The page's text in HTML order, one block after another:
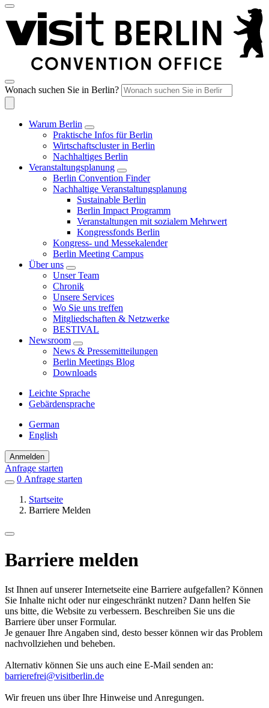
Wonach suchen Sie in Berlin?
Warum Berlin
Praktische Infos für Berlin
Wirtschaftscluster in Berlin
Nachhaltiges Berlin
Veranstaltungsplanung
Berlin Convention Finder
Nachhaltige Veranstaltungsplanung
Sustainable Berlin
Berlin Impact Programm
Veranstaltungen mit sozialem Mehrwert
Kongressfonds Berlin
Kongress- und Messekalender
Berlin Meeting Campus
Über uns
Unser Team
Chronik
Unsere Services
Wo Sie uns treffen
Mitgliedschaften & Netzwerke
BESTIVAL
Newsroom
News & Pressemitteilungen
Berlin Meetings Blog
Downloads
Leichte Sprache
Gebärdensprache
German
English
Anmelden
Anfrage starten
0 Einträge
Favoriten
Anfrage starten
Startseite
Barriere Melden
Barriere melden
Ist Ihnen auf unserer Internetseite eine Barriere aufgefallen? Können
Sie Inhalte nicht oder nur eingeschränkt nutzen? Dann helfen Sie
uns bitte, die Website zu verbessern. Beschreiben Sie uns die
Barriere über unser Formular.
Je genauer Ihre Angaben sind, desto besser können wir das Problem
nachvollziehen und beheben.
Alternativ können Sie uns auch eine E-Mail senden an:
barrierefrei@visitberlin.de
Wir freuen uns über Ihre Hinweise und Anregungen.